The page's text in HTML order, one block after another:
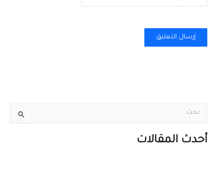
ح
أحدث المقالات